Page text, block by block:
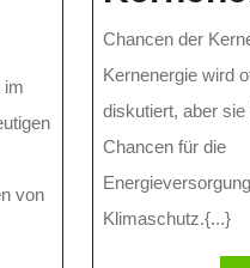
im
von
Chancen der
Kernenergie wird
diskutiert, aber sie
Chancen für die
Klimaschutz.{...}